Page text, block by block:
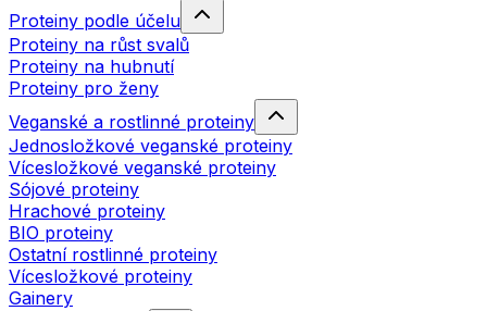
Proteiny podle účelu
Proteiny na růst svalů
Proteiny na hubnutí
Proteiny pro ženy
Veganské a rostlinné proteiny
Jednosložkové veganské proteiny
Vícesložkové veganské proteiny
Sójové proteiny
Hrachové proteiny
BIO proteiny
Ostatní rostlinné proteiny
Vícesložkové proteiny
Gainery